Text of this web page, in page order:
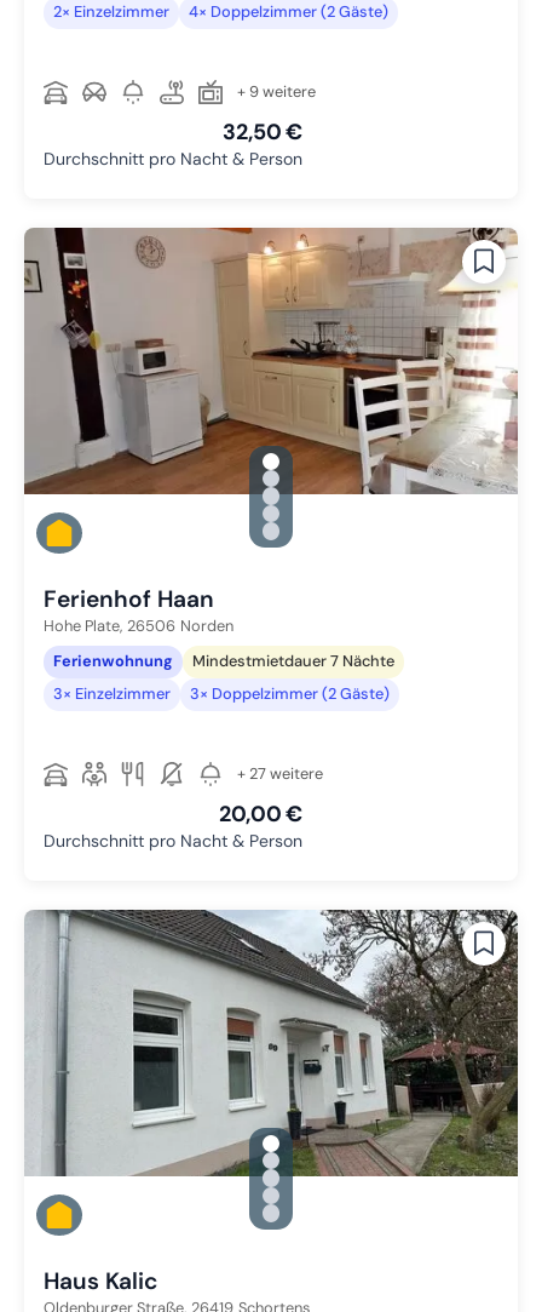
2× Einzelzimmer
4× Doppelzimmer (2 Gäste)
+ 9 weitere
32,50 €
Durchschnitt pro Nacht & Person
gallery.slide_selector
Zu Slide 1 wechseln
Zu Slide 2 wechseln
Zu Slide 3 wechseln
Zu Slide 4 wechseln
Zu Slide 5 wechseln
Ferienhof Haan
Hohe Plate, 26506 Norden
Ferienwohnung
Mindestmietdauer 7 Nächte
3× Einzelzimmer
3× Doppelzimmer (2 Gäste)
+ 27 weitere
20,00 €
Durchschnitt pro Nacht & Person
gallery.slide_selector
Zu Slide 1 wechseln
Zu Slide 2 wechseln
Zu Slide 3 wechseln
Zu Slide 4 wechseln
Zu Slide 5 wechseln
Haus Kalic
Oldenburger Straße, 26419 Schortens